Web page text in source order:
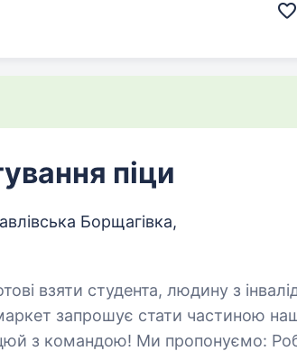
піци
Борщагівка,
взяти студента, людину з
запрошує стати частиною
командою! Ми пропонуємо: Роботу